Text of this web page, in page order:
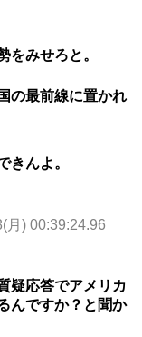
をみせろと。
の最前線に置かれ
きんよ。
月) 00:39:24.96
疑応答でアメリカ
んですか？と聞か